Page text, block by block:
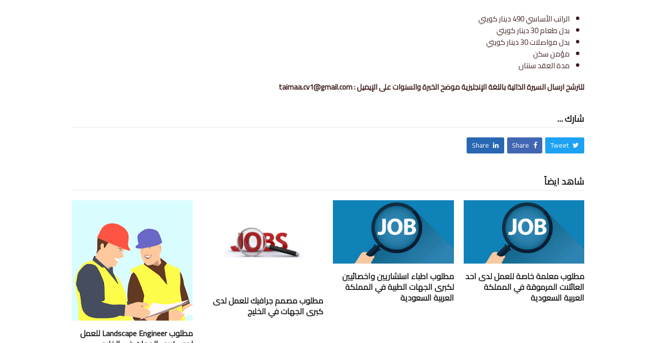
الراتب الأساسي 490 دينار كويتي
بدل طعام 30 دينار كويتي
بدل مواصلات 30 دينار كويتي
مؤمن سكن
مدة العقد سنتان
للترشح ارسال السيرة الذاتية باللغة الإنجليزية موضح الخبرة والسنوات على الإيميل : taimaa.cv1@gmail.com
شارك ...
Tweet
Share
Share
شاهد ايضاً
مطلوب معلمة خاصة للعمل لدى احد
العائلات المرموقة في المملكة
العربية السعودية
مطلوب اطباء استشاريين واخصائيين
لكبرى الجهات الطبية في المملكة
العربية السعودية مطلوب مصمم جرافيك للعمل لدى
كبرى الجهات في الخليج
مطلوب Landscape Engineer للعمل